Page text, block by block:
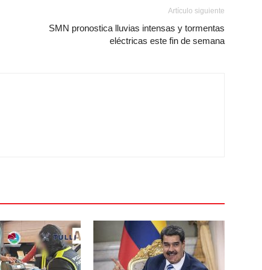
Artículo siguiente
SMN pronostica lluvias intensas y tormentas
eléctricas este fin de semana